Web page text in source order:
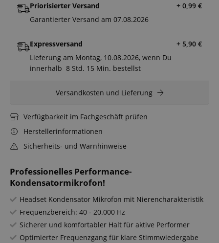
Professionelles Performance-
Kondensatormikrofon!
Headset Kondensator Mikrofon mit Nierencharakteristik
Frequenzbereich: 40 - 20.000 Hz
Sicherer und komfortabler Halt für aktive Performer
Optimierter Frequenzgang für klare Stimmwiedergabe
Priorisierter Versand + 0,99 €
Garantierter Versand am 07.08.2026
Expressversand + 5,90 €
Lieferung am Montag, 10.08.2026, wenn Du
innerhalb 8 Std. 15 Min. bestellst
Versandkosten und Lieferung
Verfügbarkeit im Fachgeschäft prüfen
Herstellerinformationen
Sicherheits- und Warnhinweise